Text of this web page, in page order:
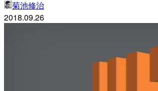
菊池修治
2018.09.26